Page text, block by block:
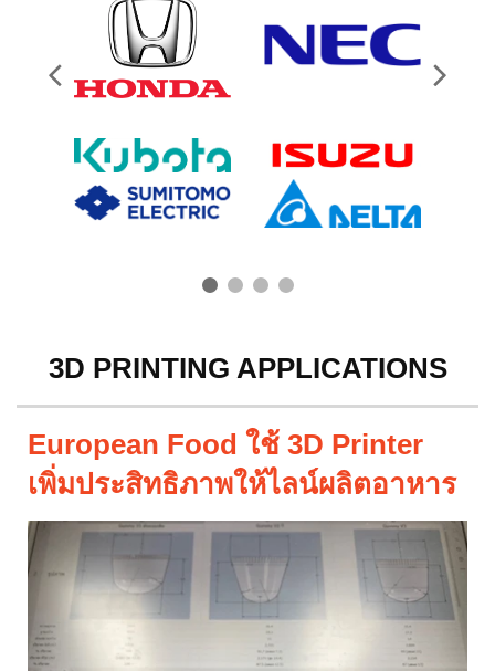
3D PRINTING APPLICATIONS
เพิ่มประสิทธิภาพให้ไลน์ผลิตอาหาร